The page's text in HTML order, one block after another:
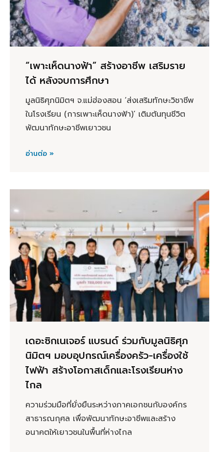
“เพาะเห็ดนางฟ้า” สร้างอาชีพ เสริมราย
ได้ หลังจบการศึกษา
มูลนิธิศุภนิมิตฯ จ.แม่ฮ่องสอน ‘ส่งเสริมทักษะวิชาชีพ
ในโรงเรียน (การเพาะเห็ดนางฟ้า)’ เติมต้นทุนชีวิต
พัฒนาทักษะอาชีพเยาวชน
อ่านต่อ »
เดอะซิกเนเจอร์ แบรนด์ ร่วมกับมูลนิธิศุภ
นิมิตฯ มอบอุปกรณ์เครื่องครัว-เครื่องใช้
ไฟฟ้า สร้างโอกาสเด็กและโรงเรียนห่าง
ไกล
ความร่วมมือที่ยั่งยืนระหว่างภาคเอกชนกับองค์กร
สาธารณกุศล เพื่อพัฒนาทักษะอาชีพและสร้าง
อนาคตให้เยาวชนในพื้นที่ห่างไกล